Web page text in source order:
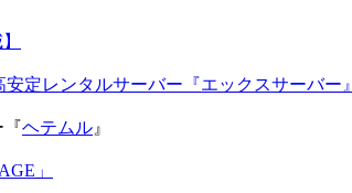
定レンタルサーバー『エックスサーバー』
『ヘテムル 』
」